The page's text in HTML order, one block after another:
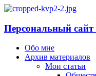
Персональный
Обо мне
Архив материалов
Мои статьи